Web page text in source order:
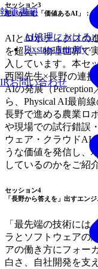
執筆書籍
AI処理における
Fixstars Amplify
IRお問い合わせ
セッション3
想いが生む「価値あるAI」：
AIとロボティクスの
を超え、物理世界で
入しています。本セ
西岡先生×長野の連
AIの発展（Perception
ら、Physical AI最前
長野で進める農業ロ
や現場での試行錯誤
ウェア・クラウドAI
うな価値を発信し、
しているのかをご紹
セッション4
「長野から答えを」出すエン
「最先端の技術には
ラとソフトウェアの
アの働き方にフォー
白さ、自社開発を支